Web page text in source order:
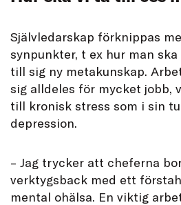
Självledarskap förknippas
synpunkter, t ex hur man
till sig ny metakunskap.
sig alldeles för mycket jobb,
till kronisk stress som i sin
depression.
– Jag trycker att cheferna
verktygsback med ett
mental ohälsa. En viktig